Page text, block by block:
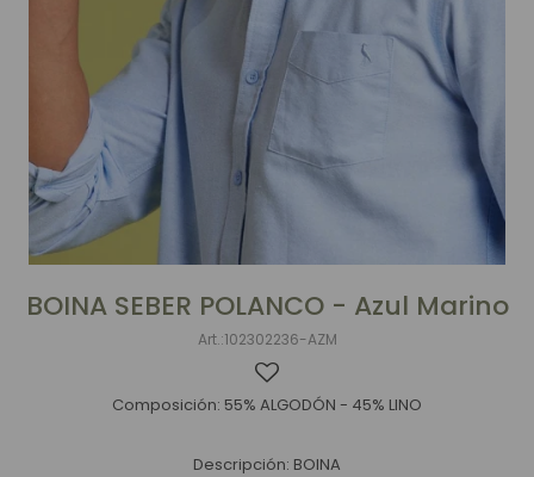
BOINA SEBER POLANCO - Azul Marino
102302236-AZM
Composición: 55% ALGODÓN - 45% LINO
Descripción: BOINA